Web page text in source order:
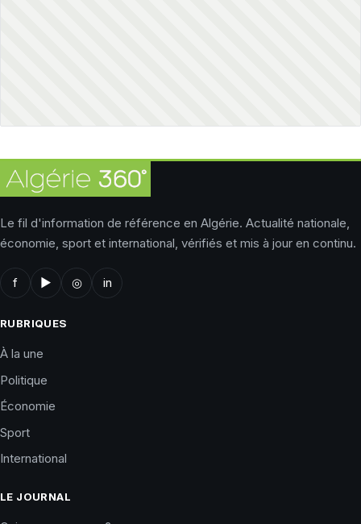
Le fil d'information de référence en Algérie. Actualité nationale,
économie, sport et international, vérifiés et mis à jour en continu.
f ▶ ◎ in
RUBRIQUES
À la une
Politique
Économie
Sport
International
LE JOURNAL